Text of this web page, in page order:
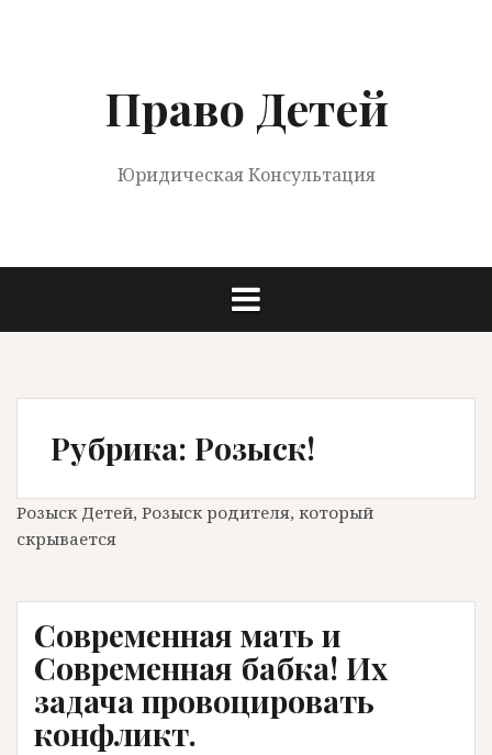
Право Детей
Юридическая Консультация
Рубрика: Розыск!
Розыск Детей, Розыск родителя, который
скрывается
Современная мать и
Современная бабка! Их
задача провоцировать
конфликт.